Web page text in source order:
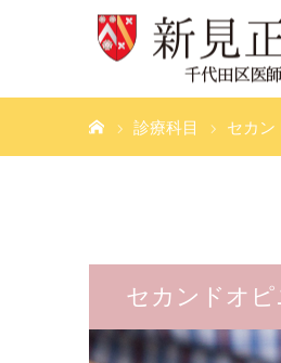
ホーム 診療科目 セカン
セカンドオピ